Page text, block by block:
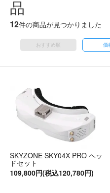
品
12件の商品が見つかりました
おすすめ順 価
SKYZONE SKY04X PRO ヘッ
ドセット
109,800円(税込120,780円)